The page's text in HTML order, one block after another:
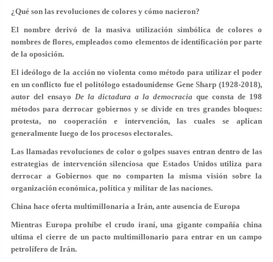
¿Qué son las revoluciones de colores y cómo nacieron?
El nombre derivó de la masiva utilización simbólica de colores o
nombres de flores, empleados como elementos de identificación por parte
de la oposición.
El ideólogo de la acción no violenta como método para utilizar el poder
en un conflicto fue el politólogo estadounidense Gene Sharp (1928-2018),
autor del ensayo De la dictadura a la democracia que consta de 198
métodos para derrocar gobiernos y se divide en tres grandes bloques:
protesta, no cooperación e intervención, las cuales se aplican
generalmente luego de los procesos electorales.
Las llamadas revoluciones de color o golpes suaves entran dentro de las
estrategias de intervención silenciosa que Estados Unidos utiliza para
derrocar a Gobiernos que no comparten la misma visión sobre la
organización económica, política y militar de las naciones.
China hace oferta multimillonaria a Irán, ante ausencia de Europa
Mientras Europa prohíbe el crudo iraní, una gigante compañía china
ultima el cierre de un pacto multimillonario para entrar en un campo
petrolífero de Irán.